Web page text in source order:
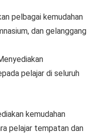
pelbagai kemudahan
dan gelanggang
pelajar di seluruh
kemudahan
pelajar tempatan dan